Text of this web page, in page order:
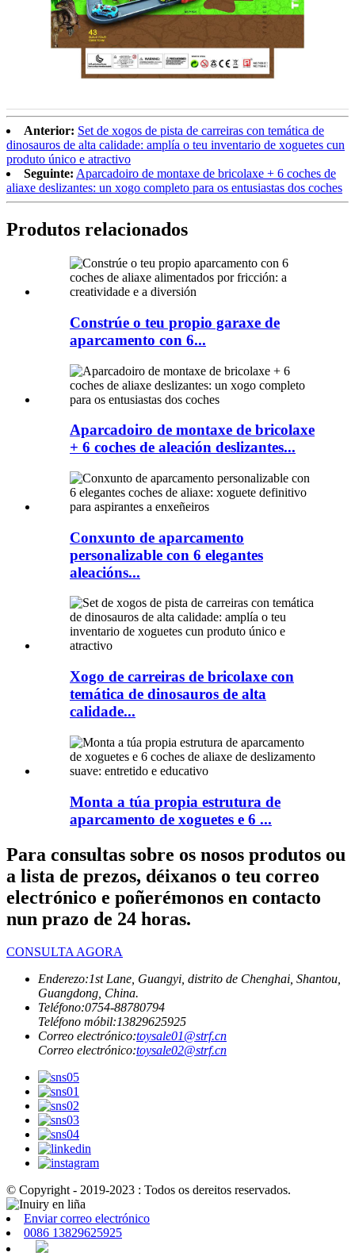
Anterior: Set de xogos de pista de carreiras con temática de
dinosauros de alta calidade: amplía o teu inventario de xoguetes cun
produto único e atractivo
Seguinte: Aparcadoiro de montaxe de bricolaxe + 6 coches de
aliaxe deslizantes: un xogo completo para os entusiastas dos coches
Produtos relacionados
Constrúe o teu propio garaxe de
aparcamento con 6...
Aparcadoiro de montaxe de bricolaxe
+ 6 coches de aleación deslizantes...
Conxunto de aparcamento
personalizable con 6 elegantes
aleacións...
Xogo de carreiras de bricolaxe con
temática de dinosauros de alta
calidade...
Monta a túa propia estrutura de
aparcamento de xoguetes e 6 ...
Para consultas sobre os nosos produtos ou
a lista de prezos, déixanos o teu correo
electrónico e poñerémonos en contacto
nun prazo de 24 horas.
CONSULTA AGORA
Enderezo:1st Lane, Guangyi, distrito de Chenghai, Shantou,
Guangdong, China.
Teléfono:0754-88780794
Teléfono móbil:13829625925
Correo electrónico:toysale01@strf.cn
Correo electrónico:toysale02@strf.cn
© Copyright - 2019-2023 : Todos os dereitos reservados.
Enviar correo electrónico
0086 13829625925